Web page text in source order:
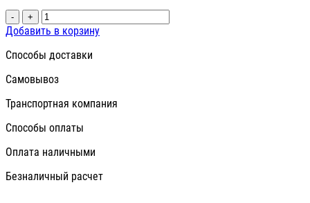
- +
Добавить в корзину
Способы доставки
Самовывоз
Транспортная компания
Способы оплаты
Оплата наличными
Безналичный расчет